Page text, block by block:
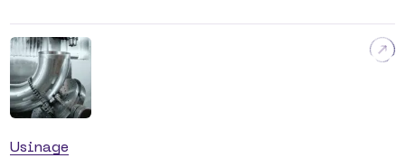
Usinage